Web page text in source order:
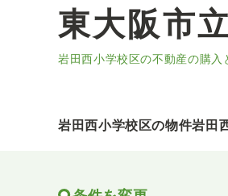
東大阪市
岩田西小学校区の不動産の購入
岩田西小学校区の物件岩田